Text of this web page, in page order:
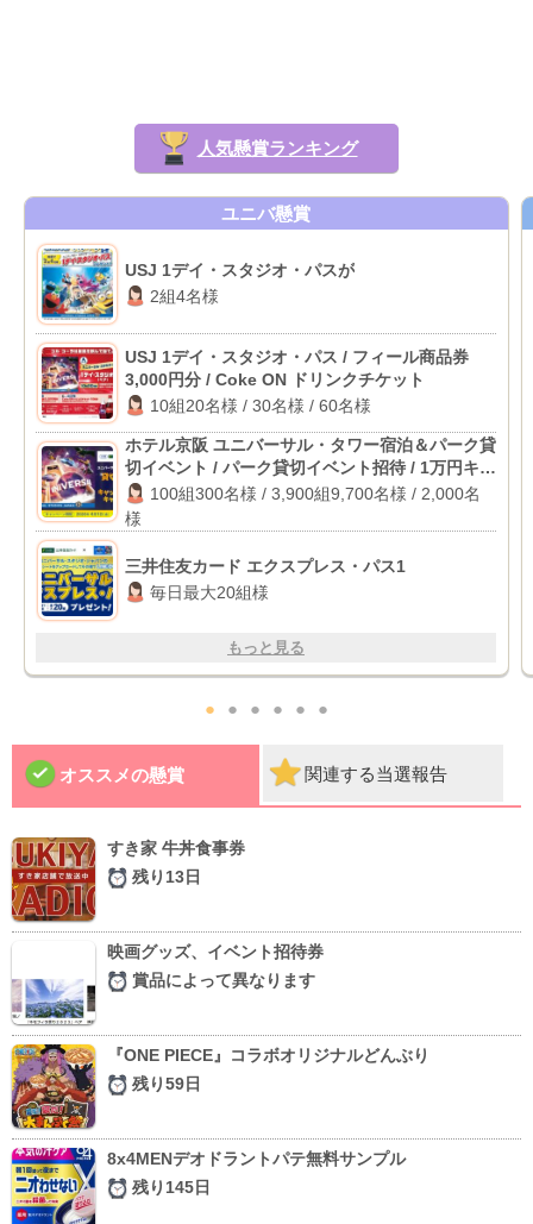
人気懸賞ランキング
ユニバ懸賞
USJ 1デイ・スタジオ・パスが
2組4名様
USJ 1デイ・スタジオ・パス / フィール商品券
3,000円分 / Coke ON ドリンクチケット
10組20名様 / 30名様 / 60名様
ホテル京阪 ユニバーサル・タワー宿泊＆パーク貸
切イベント / パーク貸切イベント招待 / 1万円キャ
ッシュバック
100組300名様 / 3,900組9,700名様 / 2,000名
様
三井住友カード エクスプレス・パス1
毎日最大20組様
もっと見る
● ● ● ● ● ●
オススメの懸賞 関連する当選報告
すき家 牛丼食事券
残り13日
映画グッズ、イベント招待券
賞品によって異なります
『ONE PIECE』コラボオリジナルどんぶり
残り59日
8x4MENデオドラントパテ無料サンプル
残り145日